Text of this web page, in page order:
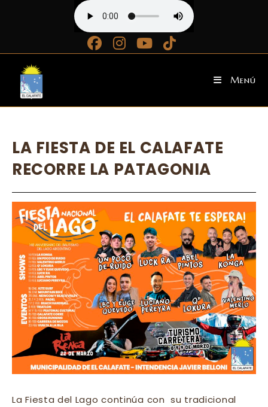
contenido
Menú
LA FIESTA DE EL CALAFATE
RECORRE LA PATAGONIA
La Fiesta del Lago continúa con su tradicional